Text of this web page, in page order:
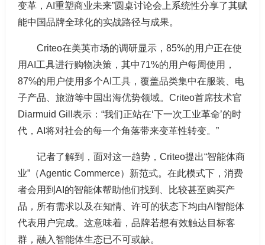
变革，AI重塑商业未来”圆桌讨论会上系统性分享了其赋
能中国品牌全球化的实战路径与成果。
Criteo在美英市场的调研显示，85%的用户正在使
用AI工具进行购物决策，其中71%的用户每周使用，
87%的用户使用多个AI工具，覆盖品类集中在服装、电
子产品、旅游等中国出海优势领域。Criteo首席技术官
Diarmuid Gill表示：“我们正站在‘下一次工业革命’的时
代，AI将对社会的每一个角落带来变革性转变。”
记者了解到，面对这一趋势，Criteo提出“智能体商
业”（Agentic Commerce）新范式。在此模式下，消费
者会用到AI的智能体帮助他们找到、比较甚至购买产
品，所有需求以及在知情、许可的状态下均由AI智能体
代表用户完成。这意味着，品牌若想有效触达目标客
群，融入智能体生态已不可或缺。